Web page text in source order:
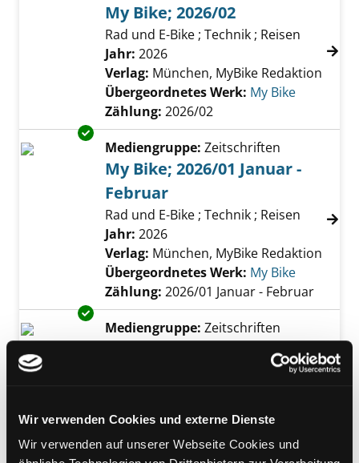
Wir verwenden Cookies und externe Dienste
Wir verwenden auf unserer Webseite Cookies und
My Bike; 2026/02
Rad und E-Bike ; Technik ; Reisen
Suche nach diesem Verfasser
Jahr: 2026
Verlag: München, MyBike Redaktion
Übergeordnetes Werk: My Bike
Zählung: 2026/02
Exemplar-Details von My Bike; 2026/01
Mediengruppe: Zeitschriften
My Bike; 2026/01 Januar -
Februar
Rad und E-Bike ; Technik ; Reisen
Suche nach diesem Verfasser
Jahr: 2026
Verlag: München, MyBike Redaktion
Übergeordnetes Werk: My Bike
Zählung: 2026/01 Januar - Februar
Exemplar-Details von My Bike; 2025/06
Mediengruppe: Zeitschriften
November-Dezember
Suche nach diesem Verfasser
Jahr:2025
Übergeordnetes Werk:My Bike